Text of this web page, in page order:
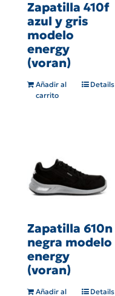
Zapatilla 410f
azul y gris
modelo
energy
(voran)
Añadir al
carrito
Details
Zapatilla 610n
negra modelo
energy
(voran)
Añadir al
Details